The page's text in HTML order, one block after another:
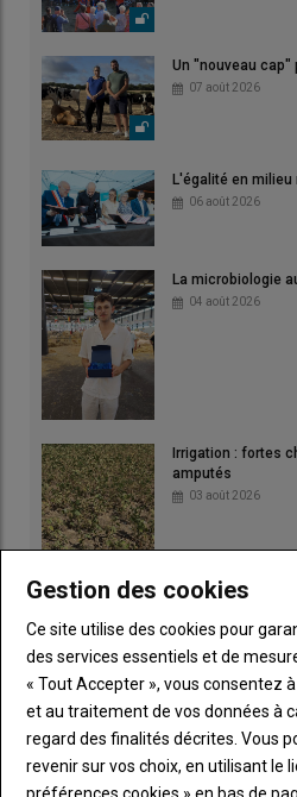
Un "nouveau cap"
07 août 2026
L'égalité en milieu
06 août 2026
La microbiologie
04 août 2026
Irrigation : fortes
amputés
03 août 2026
Gestion des cookies
Ce site utilise des cookies pour
des services essentiels et de
« Tout Accepter », vous consentez
et au traitement de vos données à
regard des finalités décrites. Vous
revenir sur vos choix, en utilisant le
préférences cookies » en bas de